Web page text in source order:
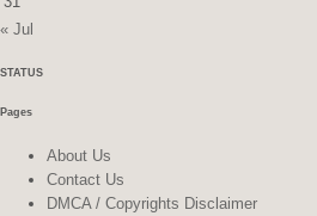
« Jul
STATUS
Pages
About Us
Contact Us
DMCA / Copyrights Disclaimer